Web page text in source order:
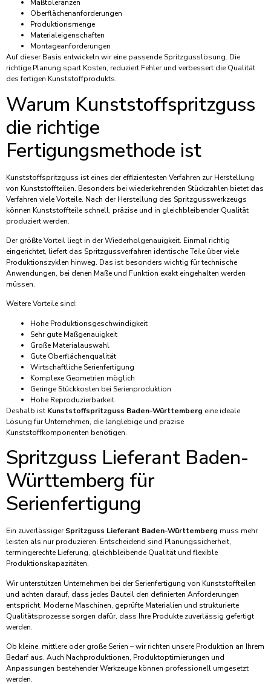
Maßtoleranzen
Oberflächenanforderungen
Produktionsmenge
Materialeigenschaften
Montageanforderungen
Auf dieser Basis entwickeln wir eine passende Spritzgusslösung. Die
richtige Planung spart Kosten, reduziert Fehler und verbessert die Qualität
des fertigen Kunststoffprodukts.
Warum Kunststoffspritzguss
die richtige
Fertigungsmethode ist
Kunststoffspritzguss ist eines der effizientesten Verfahren zur Herstellung
von Kunststoffteilen. Besonders bei wiederkehrenden Stückzahlen bietet das
Verfahren viele Vorteile. Nach der Herstellung des Spritzgusswerkzeugs
können Kunststoffteile schnell, präzise und in gleichbleibender Qualität
produziert werden.
Der größte Vorteil liegt in der Wiederholgenauigkeit. Einmal richtig
eingerichtet, liefert das Spritzgussverfahren identische Teile über viele
Produktionszyklen hinweg. Das ist besonders wichtig für technische
Anwendungen, bei denen Maße und Funktion exakt eingehalten werden
müssen.
Weitere Vorteile sind:
Hohe Produktionsgeschwindigkeit
Sehr gute Maßgenauigkeit
Große Materialauswahl
Gute Oberflächenqualität
Wirtschaftliche Serienfertigung
Komplexe Geometrien möglich
Geringe Stückkosten bei Serienproduktion
Hohe Reproduzierbarkeit
Deshalb ist Kunststoffspritzguss Baden-Württemberg eine ideale
Lösung für Unternehmen, die langlebige und präzise
Kunststoffkomponenten benötigen.
Spritzguss Lieferant Baden-
Württemberg für
Serienfertigung
Ein zuverlässigerSpritzguss Lieferant Baden-Württemberg muss mehr
leisten als nur produzieren. Entscheidend sind Planungssicherheit,
termingerechte Lieferung, gleichbleibende Qualität und flexible
Produktionskapazitäten.
Wir unterstützen Unternehmen bei der Serienfertigung von Kunststoffteilen
und achten darauf, dass jedes Bauteil den definierten Anforderungen
entspricht. Moderne Maschinen, geprüfte Materialien und strukturierte
Qualitätsprozesse sorgen dafür, dass Ihre Produkte zuverlässig gefertigt
werden.
Ob kleine, mittlere oder große Serien – wir richten unsere Produktion an Ihrem
Bedarf aus. Auch Nachproduktionen, Produktoptimierungen und
Anpassungen bestehender Werkzeuge können professionell umgesetzt
werden.